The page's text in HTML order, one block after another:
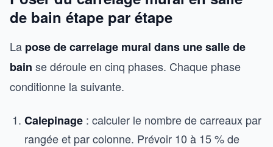
de bain étape par étape
La pose de carrelage mural dans une salle de
bain se déroule en cinq phases. Chaque phase
conditionne la suivante.
Calepinage : calculer le nombre de carreaux par
rangée et par colonne. Prévoir 10 à 15 % de